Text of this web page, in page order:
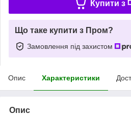
Купити з
Що таке купити з Пром?
Замовлення під захистом
Опис Характеристики
Опис